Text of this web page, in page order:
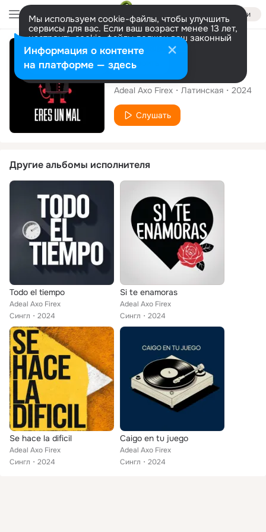
Войти
Мы используем cookie-файлы, чтобы улучшить
сервисы для вас. Если ваш возраст менее 13 лет,
настроить cookie-файлы должен ваш законный
представитель. Больше информации
Разрешить все Настроить
Сингл
Eres un mal
Adeal Axo Firex Латинская 2024
Слушать
Другие альбомы исполнителя
Todo el tiempo
Adeal Axo Firex
Сингл
2024
Si te enamoras
Adeal Axo Firex
Сингл
2024
Se hace la dificil
Adeal Axo Firex
Сингл
2024
Caigo en tu juego
Adeal Axo Firex
Сингл
2024
Информация о контенте
на платформе — здесь